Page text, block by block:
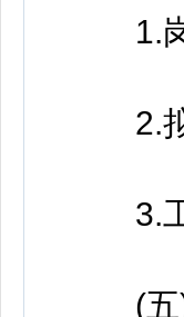
1.岗
2.拟
3.工
(五)